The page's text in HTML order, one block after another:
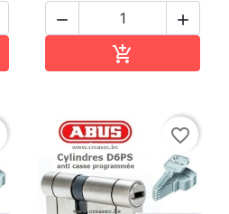
 

favorite_border